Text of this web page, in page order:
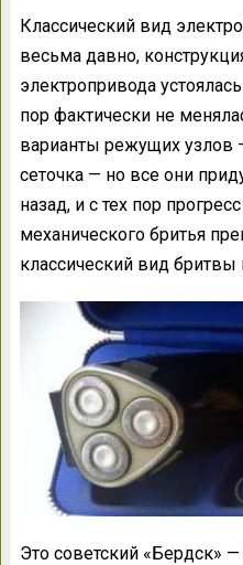
Классический вид
весьма давно,
электропривода
пор фактически не
варианты режущих
сеточка — но все они
назад, и с тех пор
механического бритья
классический вид бритвы
Это советский «Бердск»